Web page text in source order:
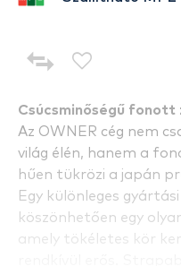
Csúcsminőségű fonott
Az OWNER cég nem
világ élén, hanem a
hűen tükrözi a japán
Egy különleges
köszönhetően egy
amely tökéletes kör